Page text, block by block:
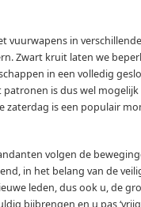
vuurwapens in
Zwart kruit laten we
in een volledig
is dus wel
zaterdag is een populair
volgen de
in het belang van de
leden, dus ook u, de